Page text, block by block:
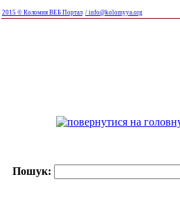
2015 © Коломия ВЕБ Портал / info@kolomyya.org
Пошук: